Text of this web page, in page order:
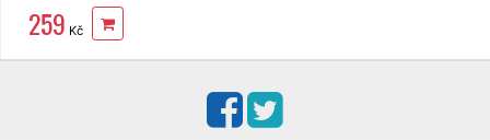
8848107
259 Kč